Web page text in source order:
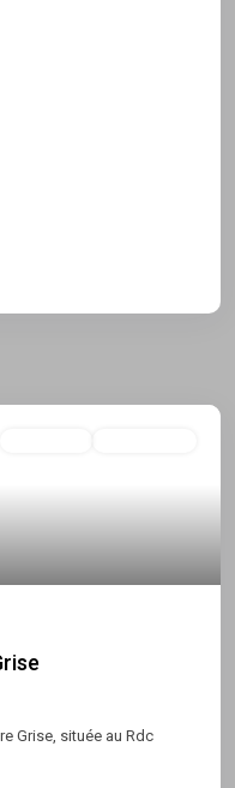
Grise, située au Rdc